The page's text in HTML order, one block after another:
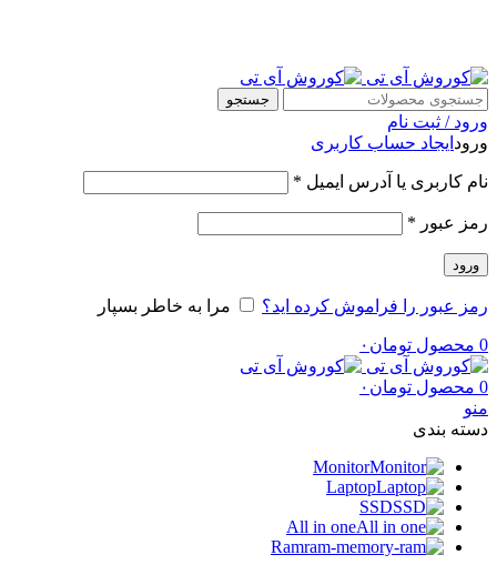
جستجو
ورود / ثبت نام
ورود ایجاد حساب کاربری
نام کاربری یا آدرس ایمیل *
رمز عبور *
ورود
رمز عبور را فراموش کرده اید؟ مرا به خاطر بسپار
0 محصول تومان ۰
0 محصول تومان ۰
منو
دسته بندی
Monitor
Laptop
SSD
All in one
Ram